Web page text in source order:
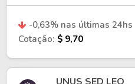
-0,63% nas últimas 24hs
Cotação: $ 9,70